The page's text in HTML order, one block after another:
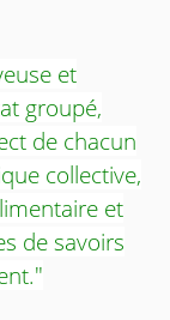
et
groupé,
de chacun
collective,
et
de savoirs